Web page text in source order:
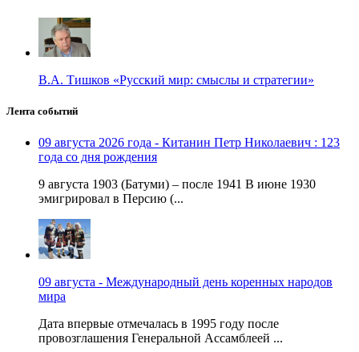
В.А. Тишков «Русский мир: смыслы и стратегии»
Лента событий
09 августа 2026 года - Китанин Петр Николаевич : 123
года со дня рождения
9 августа 1903 (Батуми) – после 1941 В июне 1930
эмигрировал в Персию (...
09 августа - Международный день коренных народов
мира
Дата впервые отмечалась в 1995 году после
провозглашения Генеральной Ассамблеей ...